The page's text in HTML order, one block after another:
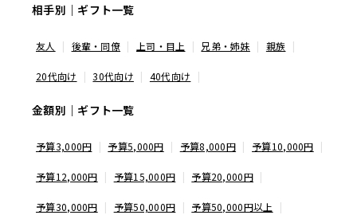
相手別｜ギフト一覧
友人 後輩・同僚 上司・目上 兄弟・姉妹 親族
20代向け 30代向け 40代向け
金額別｜ギフト一覧
予算3,000円 予算5,000円 予算8,000円 予算10,000円
予算12,000円 予算15,000円 予算20,000円
予算30,000円 予算50,000円 予算50,000円以上